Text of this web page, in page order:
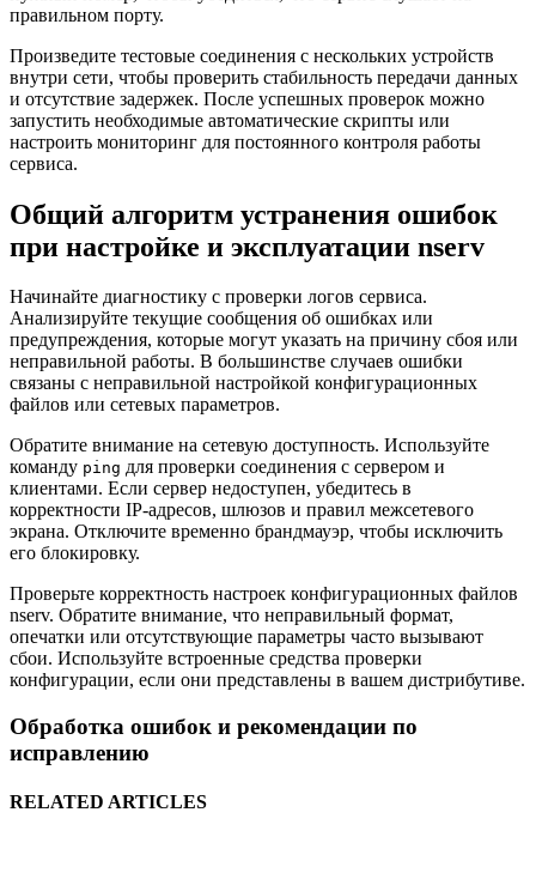
правильном порту.
Произведите тестовые соединения с нескольких устройств
внутри сети, чтобы проверить стабильность передачи данных
и отсутствие задержек. После успешных проверок можно
запустить необходимые автоматические скрипты или
настроить мониторинг для постоянного контроля работы
сервиса.
Общий алгоритм устранения ошибок
при настройке и эксплуатации nserv
Начинайте диагностику с проверки логов сервиса.
Анализируйте текущие сообщения об ошибках или
предупреждения, которые могут указать на причину сбоя или
неправильной работы. В большинстве случаев ошибки
связаны с неправильной настройкой конфигурационных
файлов или сетевых параметров.
Обратите внимание на сетевую доступность. Используйте
команду ping для проверки соединения с сервером и
клиентами. Если сервер недоступен, убедитесь в
корректности IP-адресов, шлюзов и правил межсетевого
экрана. Отключите временно брандмауэр, чтобы исключить
его блокировку.
Проверьте корректность настроек конфигурационных файлов
nserv. Обратите внимание, что неправильный формат,
опечатки или отсутствующие параметры часто вызывают
сбои. Используйте встроенные средства проверки
конфигурации, если они представлены в вашем дистрибутиве.
Обработка ошибок и рекомендации по
исправлению
RELATED ARTICLES